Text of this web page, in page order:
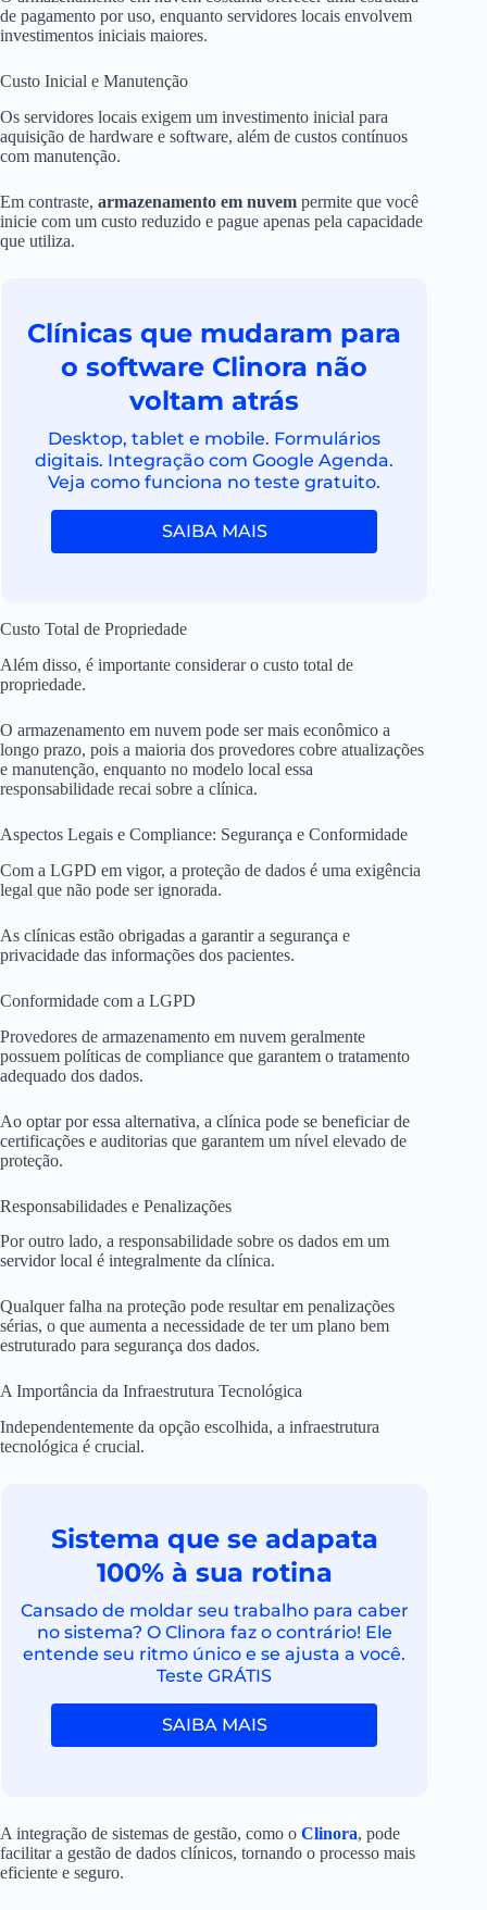
de pagamento por uso, enquanto servidores locais envolvem
investimentos iniciais maiores.
Custo Inicial e Manutenção
Os servidores locais exigem um investimento inicial para
aquisição de hardware e software, além de custos contínuos
com manutenção.
Em contraste, armazenamento em nuvem permite que você
inicie com um custo reduzido e pague apenas pela capacidade
que utiliza.
Clínicas que mudaram para
o software Clinora não
voltam atrás
Desktop, tablet e mobile. Formulários
digitais. Integração com Google Agenda.
Veja como funciona no teste gratuito.
SAIBA MAIS
Custo Total de Propriedade
Além disso, é importante considerar o custo total de
propriedade.
O armazenamento em nuvem pode ser mais econômico a
longo prazo, pois a maioria dos provedores cobre atualizações
e manutenção, enquanto no modelo local essa
responsabilidade recai sobre a clínica.
Aspectos Legais e Compliance: Segurança e Conformidade
Com a LGPD em vigor, a proteção de dados é uma exigência
legal que não pode ser ignorada.
As clínicas estão obrigadas a garantir a segurança e
privacidade das informações dos pacientes.
Conformidade com a LGPD
Provedores de armazenamento em nuvem geralmente
possuem políticas de compliance que garantem o tratamento
adequado dos dados.
Ao optar por essa alternativa, a clínica pode se beneficiar de
certificações e auditorias que garantem um nível elevado de
proteção.
Responsabilidades e Penalizações
Por outro lado, a responsabilidade sobre os dados em um
servidor local é integralmente da clínica.
Qualquer falha na proteção pode resultar em penalizações
sérias, o que aumenta a necessidade de ter um plano bem
estruturado para segurança dos dados.
A Importância da Infraestrutura Tecnológica
Independentemente da opção escolhida, a infraestrutura
tecnológica é crucial.
Sistema que se adapata
100% à sua rotina
Cansado de moldar seu trabalho para caber
no sistema? O Clinora faz o contrário! Ele
entende seu ritmo único e se ajusta a você.
Teste GRÁTIS
SAIBA MAIS
A integração de sistemas de gestão, como o Clinora, pode
facilitar a gestão de dados clínicos, tornando o processo mais
eficiente e seguro.